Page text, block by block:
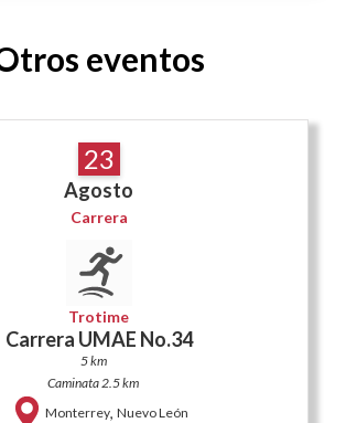
eventos
23
Agosto
Carrera
Trotime
Carrera UMAE No.34
5 km
Caminata 2.5 km
Monterrey, Nuevo León